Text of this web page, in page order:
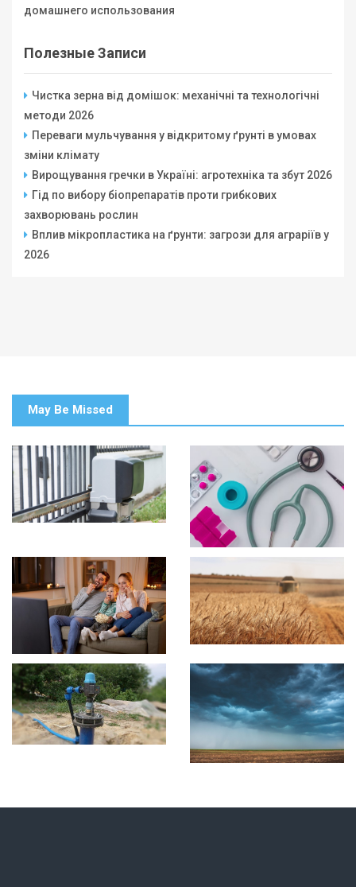
домашнего использования
Полезные Записи
Чистка зерна від домішок: механічні та технологічні
методи 2026
Переваги мульчування у відкритому ґрунті в умовах
зміни клімату
Вирощування гречки в Україні: агротехніка та збут 2026
Гід по вибору біопрепаратів проти грибкових
захворювань рослин
Вплив мікропластика на ґрунти: загрози для аграріїв у
2026
May Be Missed